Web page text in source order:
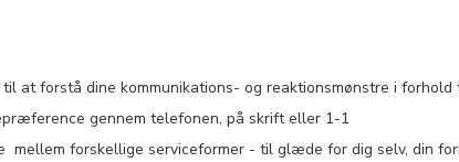
at forstå dine kommunikations- og reaktionsmønstre i forhold
gennem telefonen, på skrift eller 1-1
forskellige serviceformer - til glæde for dig selv, din